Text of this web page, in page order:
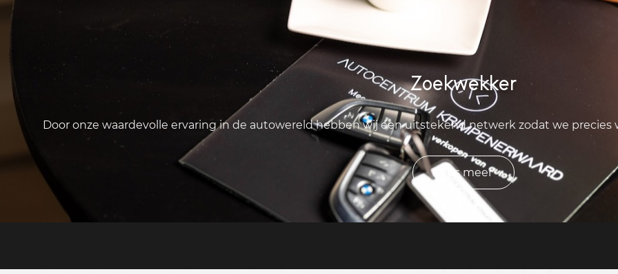
Zoekwekker
Door onze waardevolle ervaring in de autowereld hebben wij een uitstekend netwerk zodat we
Lees meer